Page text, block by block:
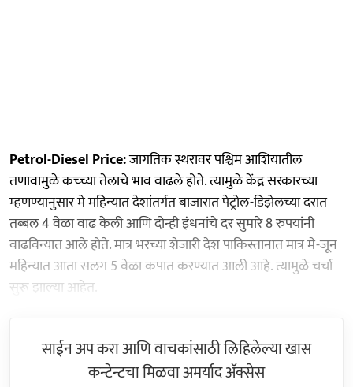
Petrol-Diesel Price:जागतिक स्थरावर पश्चिम आशियातील
तणावामुळे कच्च्या तेलाचे भाव वाढले होते. त्यामुळे केंद्र सरकारच्या
म्हणण्यानुसार मे महिन्यात देशांतर्गत बाजारात पेट्रोल-डिझेलच्या दरात
तब्बल 4 वेळा वाढ केली आणि दोन्ही इंधनांचे दर सुमारे 8 रुपयांनी
वाढविन्यात आले होते. मात्र भरच्या शेजारी देश पाकिस्तानात मात्र मे-जून
महिन्यात आता सलग 5 वेळा कपात करण्यात आली आहे. त्यामुळे चर्चा
सुरू झाल्या आहेत.
साईन अप करा आणि वाचकांसाठी लिहिलेल्या खास
कन्टेन्टचा मिळवा अमर्याद ॲक्सेस